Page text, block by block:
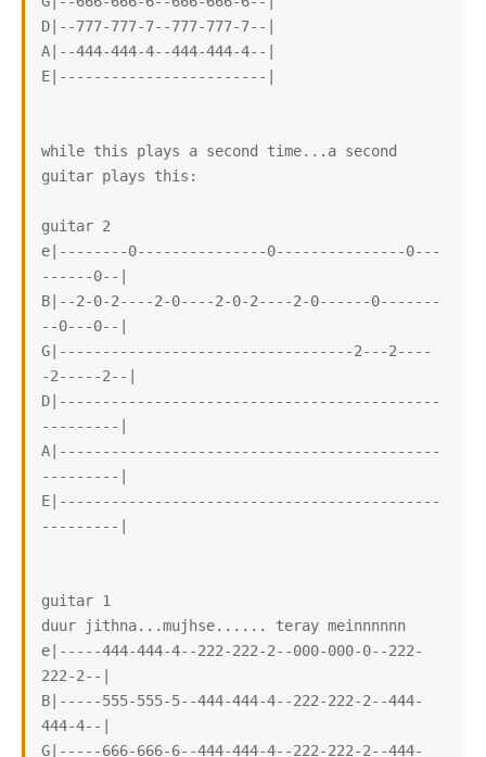
D|--777-777-7--777-777-7--|
A|--444-444-4--444-444-4--|
E|------------------------|
while this plays a second time...a second
guitar plays this:
guitar 2
e|--------0---------------0---------------0---
------0--|
B|--2-0-2----2-0----2-0-2----2-0------0-------
--0---0--|
G|----------------------------------2---2----
-2-----2--|
D|--------------------------------------------
---------|
A|--------------------------------------------
---------|
E|--------------------------------------------
---------|
guitar 1
duur jithna...mujhse...... teray meinnnnnn
e|-----444-444-4--222-222-2--000-000-0--222-
222-2--|
B|-----555-555-5--444-444-4--222-222-2--444-
444-4--|
G|-----666-666-6--444-444-4--222-222-2--444-